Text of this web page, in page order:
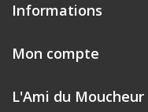
Informations
Mon compte
L'Ami du Moucheur